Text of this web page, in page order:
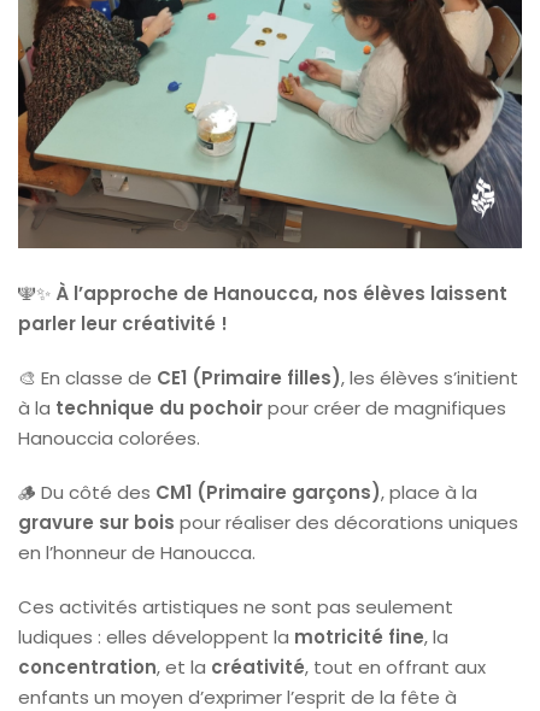
🕎✨ À l’approche de Hanoucca, nos élèves laissent
parler leur créativité !
🎨 En classe de CE1 (Primaire filles), les élèves s’initient
à la technique du pochoirpour créer de magnifiques
Hanouccia colorées.
🪵 Du côté des CM1 (Primaire garçons), place à la
gravure sur bois pour réaliser des décorations uniques
en l’honneur de Hanoucca.
Ces activités artistiques ne sont pas seulement
ludiques : elles développent la motricité fine, la
concentration, et la créativité, tout en offrant aux
enfants un moyen d’exprimer l’esprit de la fête à